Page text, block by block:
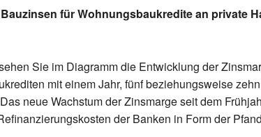
für Wohnungsbaukredite an private
Sie im Diagramm die Entwicklung der
mit einem Jahr, fünf beziehungsweise
neue Wachstum der Zinsmarge seit dem
der Banken in Form der